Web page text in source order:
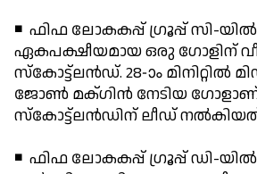
◾ ഫിഫ ലോകകപ്പ് ഗ്രൂപ്പ് സി-
ഏകപക്ഷീയമായ ഒരു ഗോളിന്
സ്‌കോട്ട്ലന്‍ഡ്. 28-ാം മിനിറ്റില്‍
ജോണ്‍ മക്ഗിന്‍ നേടിയ
സ്‌കോട്ട്‌ലന്‍ഡിന് ലീഡ്
◾ ഫിഫ ലോകകപ്പ് ഗ്രൂപ്പ് ഡി-യില്‍